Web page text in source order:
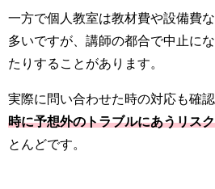
一方で個人教室は教材費や設備費
多いですが、講師の都合で中止に
たりすることがあります。
実際に問い合わせた時の対応も確認
時に予想外のトラブルにあうリス
とんどです。